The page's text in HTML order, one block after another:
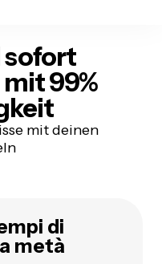
sofort
mit 99%
mit deinen
di
metà